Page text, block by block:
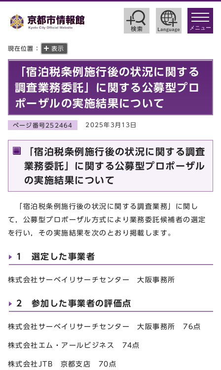
toggle
メニュー
現在位置： 表示
「宿泊税条例施行後の状況に関する
調査業務委託」に関する公募型プロ
ポーザルの実施結果について
ページ番号252464 2025年3月13日
「宿泊税条例施行後の状況に関する調査
業務委託」に関する公募型プロポーザル
の実施結果について
「宿泊税条例施行後の状況に関する調査業務」に関し
て，公募型プロポーザル方式により業務委託候補者の選定
を行い，その実施結果を次のとおり掲載します。
1 選定した事業者
株式会社サーベイリサーチセンター 大阪事務所
2 参加した事業者の評価点
株式会社サーベイリサーチセンター 大阪事務所 76点
株式会社エム・アールビジネス 74点
株式会社JTB 京都支店 70点